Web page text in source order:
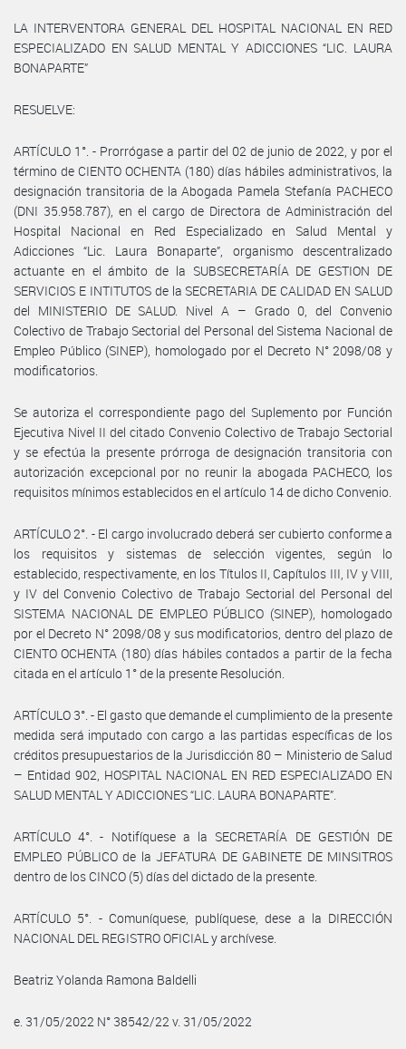
LA INTERVENTORA GENERAL DEL HOSPITAL NACIONAL EN RED
ESPECIALIZADO EN SALUD MENTAL Y ADICCIONES “LIC. LAURA
BONAPARTE”
RESUELVE:
ARTÍCULO 1°. - Prorrógase a partir del 02 de junio de 2022, y por el
término de CIENTO OCHENTA (180) días hábiles administrativos, la
designación transitoria de la Abogada Pamela Stefanía PACHECO
(DNI 35.958.787), en el cargo de Directora de Administración del
Hospital Nacional en Red Especializado en Salud Mental y
Adicciones “Lic. Laura Bonaparte”, organismo descentralizado
actuante en el ámbito de la SUBSECRETARÍA DE GESTION DE
SERVICIOS E INTITUTOS de la SECRETARIA DE CALIDAD EN SALUD
del MINISTERIO DE SALUD. Nivel A – Grado 0, del Convenio
Colectivo de Trabajo Sectorial del Personal del Sistema Nacional de
Empleo Público (SINEP), homologado por el Decreto N° 2098/08 y
modificatorios.
Se autoriza el correspondiente pago del Suplemento por Función
Ejecutiva Nivel II del citado Convenio Colectivo de Trabajo Sectorial
y se efectúa la presente prórroga de designación transitoria con
autorización excepcional por no reunir la abogada PACHECO, los
requisitos mínimos establecidos en el artículo 14 de dicho Convenio.
ARTÍCULO 2°. - El cargo involucrado deberá ser cubierto conforme a
los requisitos y sistemas de selección vigentes, según lo
establecido, respectivamente, en los Títulos II, Capítulos III, IV y VIII,
y IV del Convenio Colectivo de Trabajo Sectorial del Personal del
SISTEMA NACIONAL DE EMPLEO PÚBLICO (SINEP), homologado
por el Decreto N° 2098/08 y sus modificatorios, dentro del plazo de
CIENTO OCHENTA (180) días hábiles contados a partir de la fecha
citada en el artículo 1° de la presente Resolución.
ARTÍCULO 3°. - El gasto que demande el cumplimiento de la presente
medida será imputado con cargo a las partidas específicas de los
créditos presupuestarios de la Jurisdicción 80 – Ministerio de Salud
– Entidad 902, HOSPITAL NACIONAL EN RED ESPECIALIZADO EN
SALUD MENTAL Y ADICCIONES “LIC. LAURA BONAPARTE”.
ARTÍCULO 4°. - Notifíquese a la SECRETARÍA DE GESTIÓN DE
EMPLEO PÚBLICO de la JEFATURA DE GABINETE DE MINSITROS
dentro de los CINCO (5) días del dictado de la presente.
ARTÍCULO 5°. - Comuníquese, publíquese, dese a la DIRECCIÓN
NACIONAL DEL REGISTRO OFICIAL y archívese.
Beatriz Yolanda Ramona Baldelli
e. 31/05/2022 N° 38542/22 v. 31/05/2022